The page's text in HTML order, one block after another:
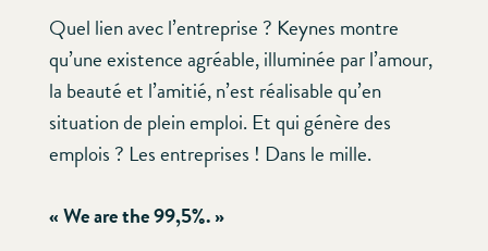
Quel lien avec l’entreprise ? Keynes montre
qu’une existence agréable, illuminée par l’amour,
la beauté et l’amitié, n’est réalisable qu’en
situation de plein emploi. Et qui génère des
emplois ? Les entreprises ! Dans le mille.
« We are the 99,5%. »